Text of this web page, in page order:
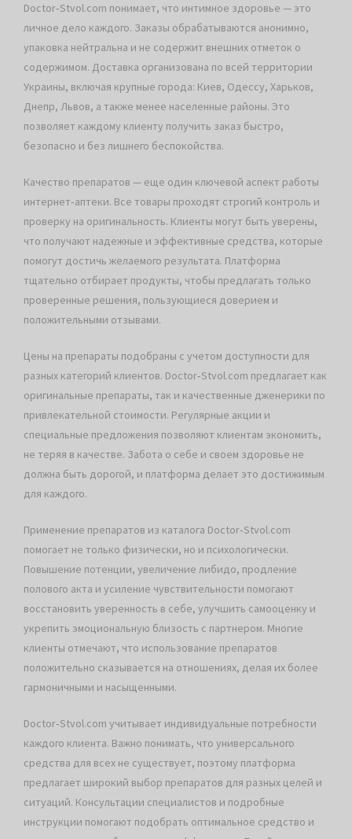
Doctor‑Stvol.com понимает, что интимное здоровье — это
личное дело каждого. Заказы обрабатываются анонимно,
упаковка нейтральна и не содержит внешних отметок о
содержимом. Доставка организована по всей территории
Украины, включая крупные города: Киев, Одессу, Харьков,
Днепр, Львов, а также менее населенные районы. Это
позволяет каждому клиенту получить заказ быстро,
безопасно и без лишнего беспокойства.
Качество препаратов — еще один ключевой аспект работы
интернет‑аптеки. Все товары проходят строгий контроль и
проверку на оригинальность. Клиенты могут быть уверены,
что получают надежные и эффективные средства, которые
помогут достичь желаемого результата. Платформа
тщательно отбирает продукты, чтобы предлагать только
проверенные решения, пользующиеся доверием и
положительными отзывами.
Цены на препараты подобраны с учетом доступности для
разных категорий клиентов. Doctor‑Stvol.com предлагает как
оригинальные препараты, так и качественные дженерики по
привлекательной стоимости. Регулярные акции и
специальные предложения позволяют клиентам экономить,
не теряя в качестве. Забота о себе и своем здоровье не
должна быть дорогой, и платформа делает это достижимым
для каждого.
Применение препаратов из каталога Doctor‑Stvol.com
помогает не только физически, но и психологически.
Повышение потенции, увеличение либидо, продление
полового акта и усиление чувствительности помогают
восстановить уверенность в себе, улучшить самооценку и
укрепить эмоциональную близость с партнером. Многие
клиенты отмечают, что использование препаратов
положительно сказывается на отношениях, делая их более
гармоничными и насыщенными.
Doctor‑Stvol.com учитывает индивидуальные потребности
каждого клиента. Важно понимать, что универсального
средства для всех не существует, поэтому платформа
предлагает широкий выбор препаратов для разных целей и
ситуаций. Консультации специалистов и подробные
инструкции помогают подобрать оптимальное средство и